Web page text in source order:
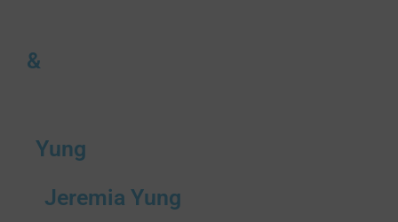
&
Yung
Jeremia Yung